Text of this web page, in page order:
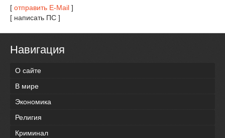
[ отправить E-Mail ]
[ написать ПС ]
Навигация
О сайте
В мире
Экономика
Религия
Криминал